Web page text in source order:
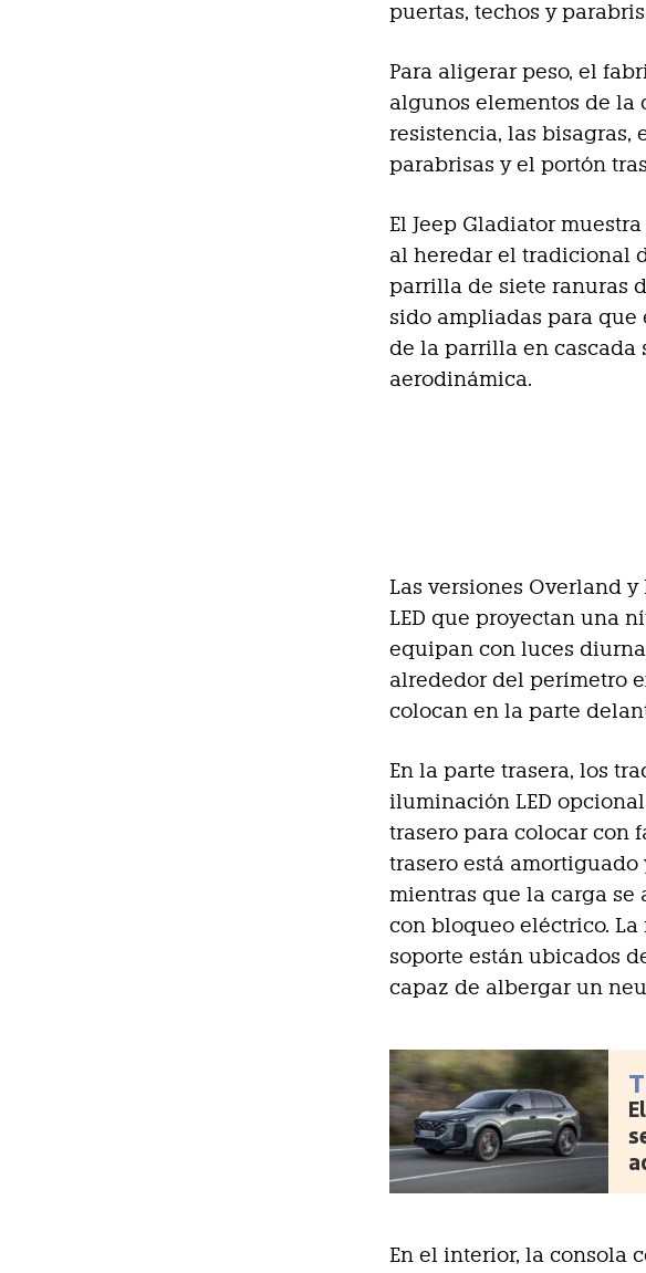
puertas, techos y
Para aligerar peso, el
algunos elementos de la
resistencia, las bisagras,
parabrisas y el portón
El Jeep Gladiator
al heredar el tradicional
parrilla de siete ranuras
sido ampliadas para que
de la parrilla en cascada
aerodinámica.
Las versiones Overland
LED que proyectan una
equipan con luces
alrededor del perímetro
colocan en la parte
En la parte trasera, los
iluminación LED
trasero para colocar con
trasero está amortiguado
mientras que la carga se
con bloqueo eléctrico.
soporte están ubicados
capaz de albergar un
En el interior, la consola